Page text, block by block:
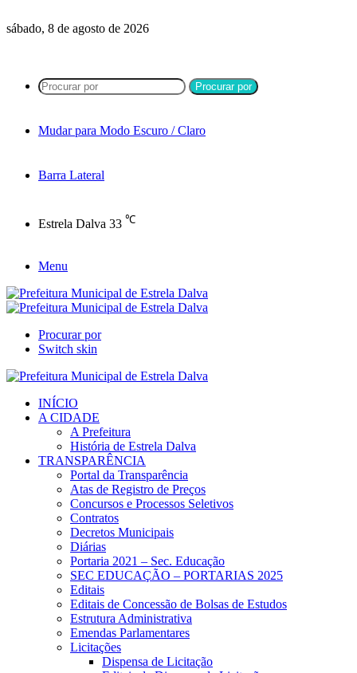
sábado, 8 de agosto de 2026
Procurar por
Mudar para Modo Escuro / Claro
Barra Lateral
Estrela Dalva 33 ℃
Menu
Procurar por
Switch skin
INÍCIO
A CIDADE
A Prefeitura
História de Estrela Dalva
TRANSPARÊNCIA
Portal da Transparência
Atas de Registro de Preços
Concursos e Processos Seletivos
Contratos
Decretos Municipais
Diárias
Portaria 2021 – Sec. Educação
SEC EDUCAÇÃO – PORTARIAS 2025
Editais
Editais de Concessão de Bolsas de Estudos
Estrutura Administrativa
Emendas Parlamentares
Licitações
Dispensa de Licitação